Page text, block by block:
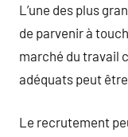
L’une des plus
de parvenir à
marché du travail
adéquats peut
Le recrutement